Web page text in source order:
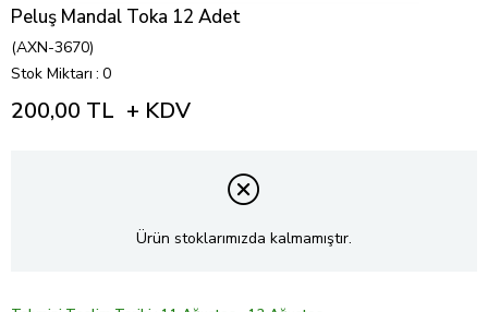
Peluş Mandal Toka 12 Adet
(AXN-3670)
Stok Miktarı : 0
200,00 TL + KDV
Ürün stoklarımızda kalmamıştır.